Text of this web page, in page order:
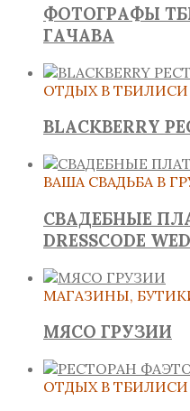
ФОТОГРАФЫ
ГАЧАВА
ОТДЫХ В ТБИЛИСИ
BLACKBERRY
ВАША СВАДЬБА В
СВАДЕБНЫЕ
DRESSCODE
МАГАЗИНЫ,
МЯСО ГРУЗИИ
ОТДЫХ В ТБИЛИСИ